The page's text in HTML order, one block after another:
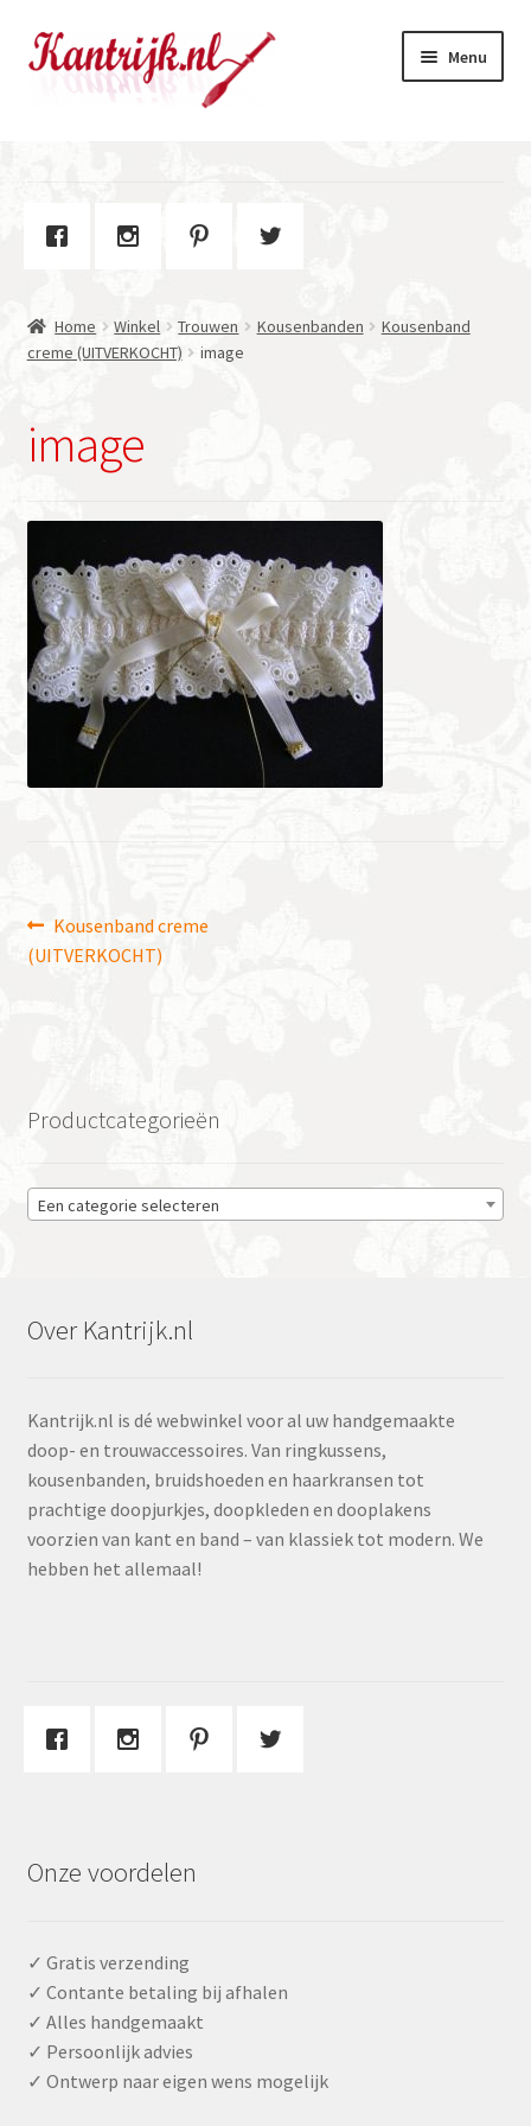
Ga
door
Ga
naar
Menu
Contact
Home Winkel Trouwen Kousenbanden
Kousenband
creme (UITVERKOCHT)
image
image
Bericht
navigatie
Vorig
bericht:
Kousenband creme
(UITVERKOCHT)
Productcategorieën
Een categorie selecteren
Over Kantrijk.nl
Kantrijk.nl is dé webwinkel voor al uw handgemaakte
doop- en trouwaccessoires. Van ringkussens,
kousenbanden, bruidshoeden en haarkransen tot
prachtige doopjurkjes, doopkleden en dooplakens
voorzien van kant en band – van klassiek tot modern. We
hebben het allemaal!
Onze voordelen
✓ Gratis verzending
✓ Contante betaling bij afhalen
✓ Alles handgemaakt
✓ Persoonlijk advies
✓ Ontwerp naar eigen wens mogelijk